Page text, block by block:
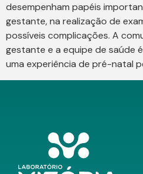
desempenham papéis
gestante, na realização de
possíveis complicações. A
gestante e a equipe de saúde
uma experiência de pré-natal